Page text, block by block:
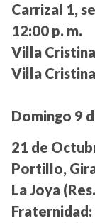
Carrizal 1,
12:00 p. m.
Villa
Villa
Domingo 9
21 de
Portillo,
La Joya
Fraternidad: